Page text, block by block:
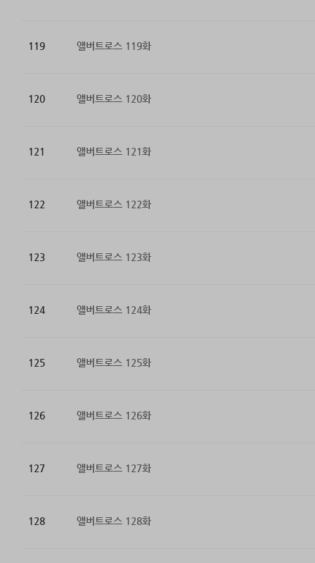
119 앨버트로스 119화
120 앨버트로스 120화
121 앨버트로스 121화
122 앨버트로스 122화
123 앨버트로스 123화
124 앨버트로스 124화
125 앨버트로스 125화
126 앨버트로스 126화
127 앨버트로스 127화
128 앨버트로스 128화